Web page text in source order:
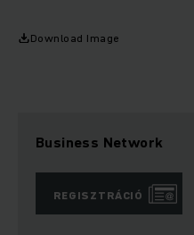
Download Image
Business Network
REGISZTRÁCIÓ